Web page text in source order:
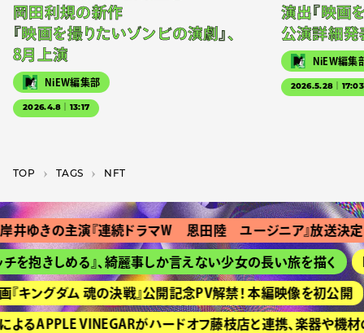
岡田利規の新作
『映画を撮りたいゾンビの演劇』、
8月上演
NiEW編集部
2026.4.8｜13:17
演出『映画
公演詳細発
NiEW編集
2026.5.28｜17:03
TOP T­A­G­S NFT
ゆきの主演『連続ドラマＷ 恩田陸 ユージニア』放送決定
抱きしめる』、綺麗事しか言えない少女の長い旅を描く
ングダム 魂の決戦』公開記念PV解禁！ 本編映像を初公開
るAPPLE VINEGARがハードオフ藤枝店と連携、楽器や機材